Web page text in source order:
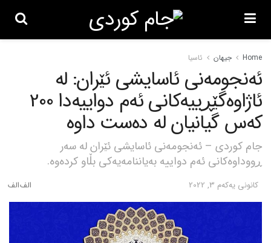
Home جیهان ئاسیا
ئەنجومەنی ئاسایشی ئێران: لە
ئاژاوەگێڕییەکانی ئەم دواییەدا 200
کەس گیانیان لە دەست داوە
جام کوردی – ئەنجومەنی ئاسایشی ئێران لە سەر
ڕووداوەکانی ئەم دواییە بەیاننامەیەکی بڵاو کردەوە.
كانونی یه‌كه‌م 3, 2022